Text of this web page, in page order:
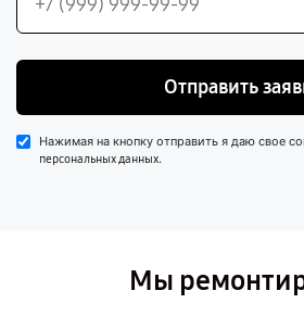
Отправить
Нажимая на кнопку отправить я даю свое
персональных данных.
Мы